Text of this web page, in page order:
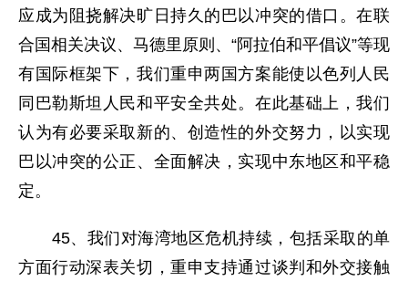
应成为阻挠解决旷日持久的巴以冲突的借口。在联
合国相关决议、马德里原则、“阿拉伯和平倡议”等现
有国际框架下，我们重申两国方案能使以色列人民
同巴勒斯坦人民和平安全共处。在此基础上，我们
认为有必要采取新的、创造性的外交努力，以实现
巴以冲突的公正、全面解决，实现中东地区和平稳
定。
45、我们对海湾地区危机持续，包括采取的单
方面行动深表关切，重申支持通过谈判和外交接触